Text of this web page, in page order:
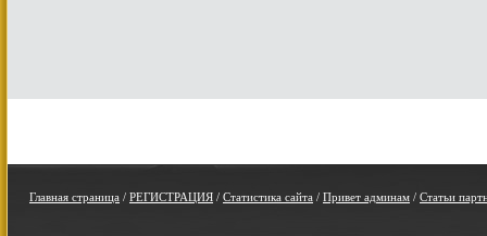
Главная страница / РЕГИСТРАЦИЯ / Статистика сайта / Привет админам / Статьи